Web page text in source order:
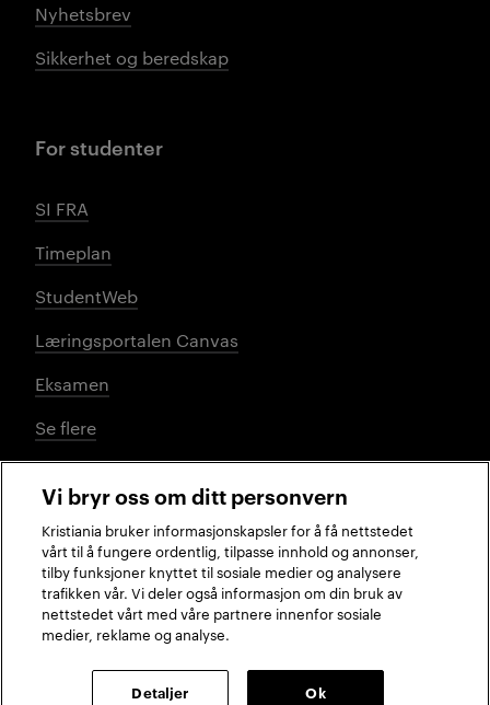
Nyhetsbrev
Sikkerhet og beredskap
For studenter
SI FRA
Timeplan
StudentWeb
Læringsportalen Canvas
Eksamen
Se flere
Sosiale medier
FacebookInstagramLinkedInTikTok
2026 © Kristiania
Vi bryr oss om ditt personvern
Kristiania bruker informasjonskapsler for å få nettstedet
vårt til å fungere ordentlig, tilpasse innhold og annonser,
tilby funksjoner knyttet til sosiale medier og analysere
trafikken vår. Vi deler også informasjon om din bruk av
nettstedet vårt med våre partnere innenfor sosiale
medier, reklame og analyse.
Detaljer Ok